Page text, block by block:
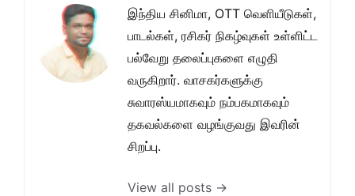
இந்திய சினிமா, OTT வெளியீடுகள்,
பாடல்கள், ரசிகர் நிகழ்வுகள் உள்ளிட்ட
பல்வேறு தலைப்புகளை எழுதி
வருகிறார். வாசகர்களுக்கு
சுவாரஸ்யமாகவும் நம்பகமாகவும்
தகவல்களை வழங்குவது இவரின்
சிறப்பு.
View all posts →